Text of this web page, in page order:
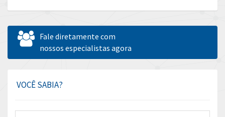
Allen Bradley
3,555
Allen West
Amperite
Amplicon Liveline
Fale diretamente com
nossos especialistas agora
VOCÊ SABIA?